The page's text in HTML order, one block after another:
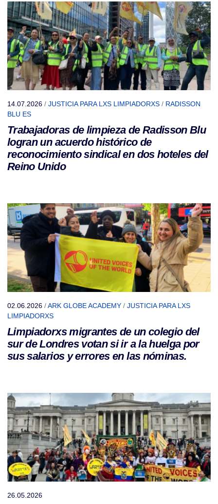
14.07.2026 / JUSTICIA PARA LXS LIMPIADORXS / RADISSON
BLU ES
Trabajadoras de limpieza de Radisson Blu
logran un acuerdo histórico de
reconocimiento sindical en dos hoteles del
Reino Unido
02.06.2026 /ARK GLOBE ACADEMY / JUSTICIA PARA LXS
LIMPIADORXS
Limpiadorxs migrantes de un colegio del
sur de Londres votan si ir a la huelga por
sus salarios y errores en las nóminas.
26.05.2026